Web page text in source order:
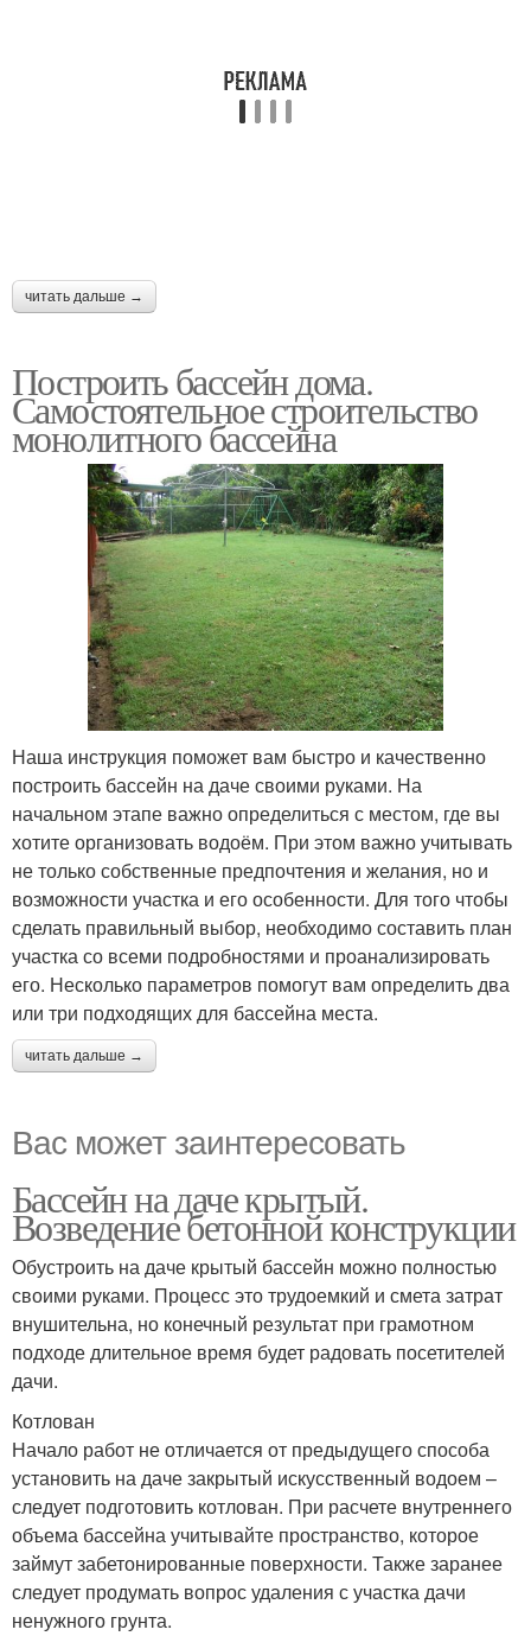
читать дальше →
Построить бассейн дома.
Самостоятельное строительство
монолитного бассейна
Наша инструкция поможет вам быстро и качественно
построить бассейн на даче своими руками. На
начальном этапе важно определиться с местом, где вы
хотите организовать водоём. При этом важно учитывать
не только собственные предпочтения и желания, но и
возможности участка и его особенности. Для того чтобы
сделать правильный выбор, необходимо составить план
участка со всеми подробностями и проанализировать
его. Несколько параметров помогут вам определить два
или три подходящих для бассейна места.
читать дальше →
Вас может заинтересовать
Бассейн на даче крытый.
Возведение бетонной конструкции
Обустроить на даче крытый бассейн можно полностью
своими руками. Процесс это трудоемкий и смета затрат
внушительна, но конечный результат при грамотном
подходе длительное время будет радовать посетителей
дачи.
Котлован
Начало работ не отличается от предыдущего способа
установить на даче закрытый искусственный водоем –
следует подготовить котлован. При расчете внутреннего
объема бассейна учитывайте пространство, которое
займут забетонированные поверхности. Также заранее
следует продумать вопрос удаления с участка дачи
ненужного грунта.